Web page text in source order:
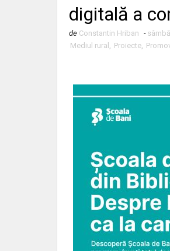
digitală a
de Constantin Hriban -
Mediul rural , Proiecte,